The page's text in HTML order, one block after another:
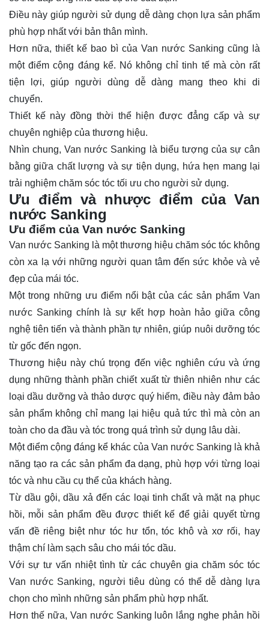
Điều này giúp người sử dụng dễ dàng chọn lựa sản phẩm
phù hợp nhất với bản thân mình.
Hơn nữa, thiết kế bao bì của Van nước Sanking cũng là
một điểm cộng đáng kể. Nó không chỉ tinh tế mà còn rất
tiện lợi, giúp người dùng dễ dàng mang theo khi di
chuyển.
Thiết kế này đồng thời thể hiện được đẳng cấp và sự
chuyên nghiệp của thương hiệu.
Nhìn chung, Van nước Sanking là biểu tượng của sự cân
bằng giữa chất lượng và sự tiện dụng, hứa hẹn mang lại
trải nghiệm chăm sóc tóc tối ưu cho người sử dụng.
Ưu điểm và nhược điểm của Van
nước Sanking
Ưu điểm của Van nước Sanking
Van nước Sanking là một thương hiệu chăm sóc tóc không
còn xa lạ với những người quan tâm đến sức khỏe và vẻ
đẹp của mái tóc.
Một trong những ưu điểm nổi bật của các sản phẩm Van
nước Sanking chính là sự kết hợp hoàn hảo giữa công
nghệ tiên tiến và thành phần tự nhiên, giúp nuôi dưỡng tóc
từ gốc đến ngọn.
Thương hiệu này chú trọng đến việc nghiên cứu và ứng
dụng những thành phần chiết xuất từ thiên nhiên như các
loại dầu dưỡng và thảo dược quý hiếm, điều này đảm bảo
sản phẩm không chỉ mang lại hiệu quả tức thì mà còn an
toàn cho da đầu và tóc trong quá trình sử dụng lâu dài.
Một điểm cộng đáng kể khác của Van nước Sanking là khả
năng tạo ra các sản phẩm đa dạng, phù hợp với từng loại
tóc và nhu cầu cụ thể của khách hàng.
Từ dầu gội, dầu xả đến các loại tinh chất và mặt nạ phục
hồi, mỗi sản phẩm đều được thiết kế để giải quyết từng
vấn đề riêng biệt như tóc hư tổn, tóc khô và xơ rối, hay
thậm chí làm sạch sâu cho mái tóc dầu.
Với sự tư vấn nhiệt tình từ các chuyên gia chăm sóc tóc
Van nước Sanking, người tiêu dùng có thể dễ dàng lựa
chọn cho mình những sản phẩm phù hợp nhất.
Hơn thế nữa, Van nước Sanking luôn lắng nghe phản hồi